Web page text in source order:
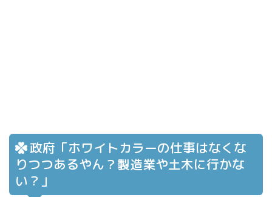
政府「ホワイトカラーの仕事はなくな
りつつあるやん？製造業や土木に行かな
い？」